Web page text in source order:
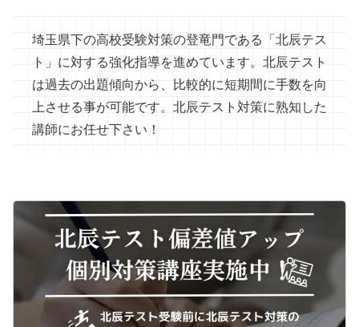
埼玉県下の高校受験対策の登竜門である「北辰テス
ト」に対する強化指導を進めています。北辰テスト
は過去の出題傾向から、比較的に短期間に手数を向
上させる事が可能です。北辰テスト対策に熟知した
講師にお任せ下さい！